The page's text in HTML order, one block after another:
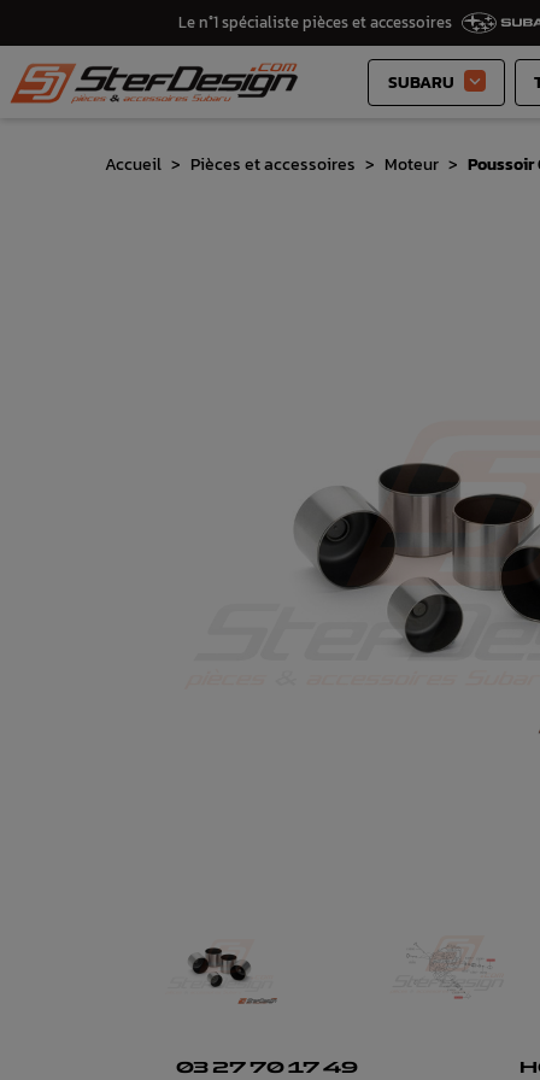
Le n°1 spécialiste pièces et accessoires
SUBARU 
Accueil Pièces et accessoires Moteur Poussoir
03 27 70 17 49